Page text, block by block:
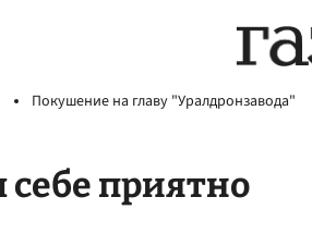
Покушение на главу "Уралдронзавода"
себе приятно